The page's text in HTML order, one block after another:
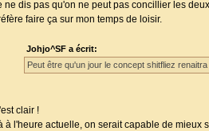
ne dis pas qu'on ne peut pas concillier les
faire ça sur mon temps de loisir.
Johjo^SF a écrit:
Peut être qu'un jour le concept shitfliez
clair !
à l'heure actuelle, on serait capable de mieux